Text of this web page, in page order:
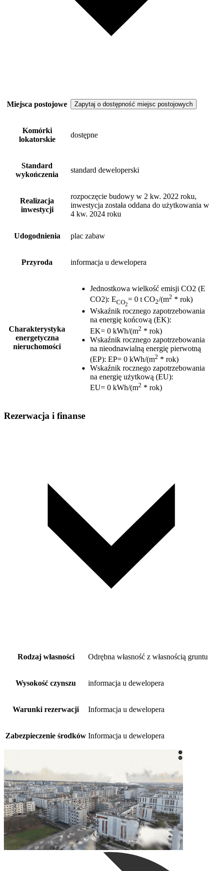
Miejsca postojowe Zapytaj o dostępność miejsc postojowych
Komórki
lokatorskie
dostępne
Standard
wykończenia
standard deweloperski
Realizacja
inwestycji
rozpoczęcie budowy w 2 kw. 2022 roku,
inwestycja została oddana do użytkowania w
4 kw. 2024 roku
Udogodnienia plac zabaw
Przyroda informacja u dewelopera
Charakterystyka
energetyczna
nieruchomości
Jednostkowa wielkość emisji CO2 (E
CO2): ECO2
= 0 t CO2/(m2 * rok)
Wskaźnik rocznego zapotrzebowania
na energię końcową (EK):
EK= 0 kWh/(m2 * rok)
Wskaźnik rocznego zapotrzebowania
na nieodnawialną energię pierwotną
(EP): EP= 0 kWh/(m2 * rok)
Wskaźnik rocznego zapotrzebowania
na energię użytkową (EU):
EU= 0 kWh/(m2 * rok)
Rezerwacja i finanse
Rodzaj własności Odrębna własność z własnością gruntu
Wysokość czynszu informacja u dewelopera
Warunki rezerwacji Informacja u dewelopera
Zabezpieczenie środków Informacja u dewelopera